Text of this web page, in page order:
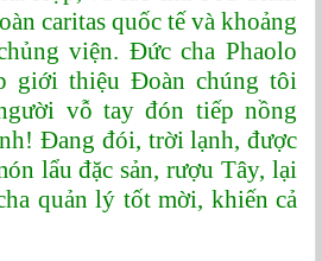
caritas quốc tế và khoảng
viện. Đức cha Phaolo
giới thiệu Đoàn chúng tôi
vỗ tay đón tiếp nồng
Đang đói, trời lạnh, được
lẩu đặc sản, rượu Tây, lại
quản lý tốt mời, khiến cả